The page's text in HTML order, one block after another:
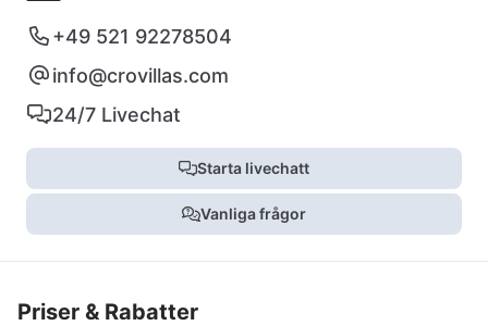
+49 521 92278504
info@crovillas.com
24/7 Livechat
Starta livechatt
Vanliga frågor
Priser & Rabatter